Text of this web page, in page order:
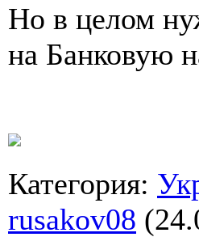
Но в целом
на Банковую
Категория:
rusakov08